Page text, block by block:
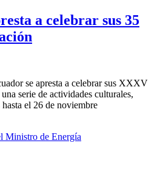
a celebrar sus 35
se apresta a celebrar sus XXXV
serie de actividades culturales,
el 26 de noviembre